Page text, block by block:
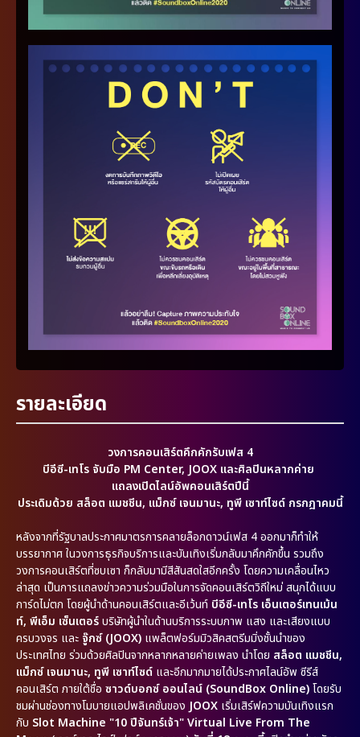
รายละเอียด
วงการคอนเสิร์ตคึกคักรับเฟส 4
บีอีซี-เทโร จับมือ PM Center, JOOX และศิลปินหลากค่าย
แถลงเปิดไลน์อัพคอนเสิร์ตปีนี้
ประเดิมด้วย สล็อต แมชชีน, แม็กซ์ เจนมานะ, ทูพี เซาท์ไซด์ กรกฎาคมนี้
หลังจากที่รัฐบาลประกาศมาตรการคลายล็อกดาวน์เฟส 4 ออกมาก็ทำให้
บรรยากาศ ในวงการธุรกิจบริการและบันเทิงเริ่มกลับมาคึกคักขึ้น รวมถึง
วงการคอนเสิร์ตที่ซบเซา ก็กลับมามีสีสันสดใสอีกครั้ง โดยความเคลื่อนไหว
ล่าสุด เป็นการแถลงข่าวความร่วมมือในการจัดคอนเสิร์ตวิถีใหม่ สนุกได้แบบ
การ์ดไม่ตก โดยผู้นำด้านคอนเสิร์ตและอีเว้นท์ บีอีซี-เทโร เอ็นเตอร์เทนเม้น
ท์, พีเอ็ม เซ็นเตอร์บริษัทผู้นำในด้านบริการระบบภาพ แสง และเสียงแบบ
ครบวงจร และ จู๊กซ์ (JOOX) แพล็ตฟอร์มมิวสิคสตรีมมิ่งชั้นนำของ
ประเทศไทย ร่วมด้วยศิลปินจากหลากหลายค่ายเพลง นำโดย สล็อต แมชชีน,
แม็กซ์ เจนมานะ, ทูพี เซาท์ไซด์ และอีกมากมายได้ประกาศไลน์อัพ ซีรีส์
คอนเสิร์ต ภายใต้ชื่อ ซาวด์บอกซ์ ออนไลน์ (SoundBox Online)โดยรับ
ชมผ่านช่องทางโมบายแอปพลิเคชั่นของ JOOX เริ่มเสิร์ฟความบันเทิงแรก
กับ Slot Machine "10 ปีจันทร์เจ้า" Virtual Live From The